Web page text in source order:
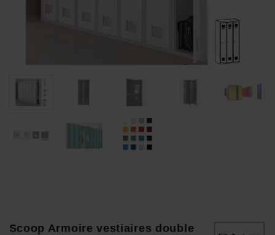
Scoop Armoire vestiaires double